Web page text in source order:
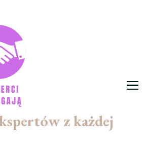
z każdej